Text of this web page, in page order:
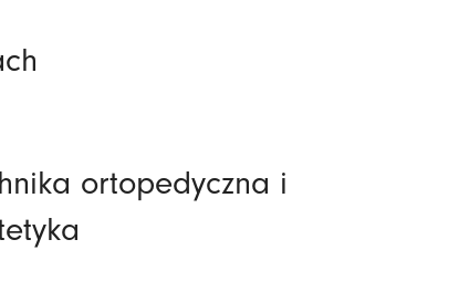
ortopedyczna i